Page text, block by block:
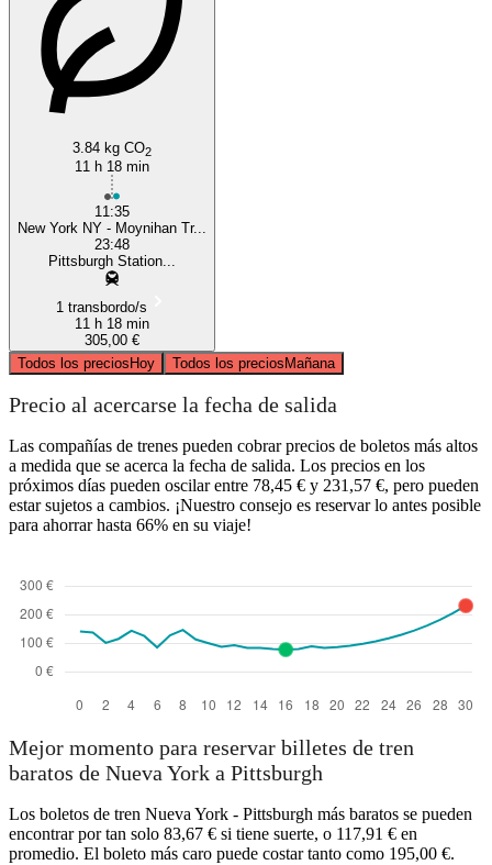
3.84 kg CO2
11 h 18 min
11:35
New York NY - Moynihan Tr...
23:48
Pittsburgh Station...
1 transbordo/s
11 h 18 min
305,00 €
Todos los preciosHoy Todos los preciosMañana
Precio al acercarse la fecha de salida
Las compañías de trenes pueden cobrar precios de boletos más altos
a medida que se acerca la fecha de salida. Los precios en los
próximos días pueden oscilar entre 78,45 € y 231,57 €, pero pueden
estar sujetos a cambios. ¡Nuestro consejo es reservar lo antes posible
para ahorrar hasta 66% en su viaje!
Mejor momento para reservar billetes de tren
baratos de Nueva York a Pittsburgh
Los boletos de tren Nueva York - Pittsburgh más baratos se pueden
encontrar por tan solo 83,67 € si tiene suerte, o 117,91 € en
promedio. El boleto más caro puede costar tanto como 195,00 €.